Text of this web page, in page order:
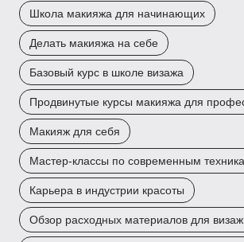
Школа макияжа для начинающих
Делать макияжа на себе
Базовый курс в школе визажа
Продвинутые курсы макияжа для
Макияж для себя
Мастер-классы по современным
Карьера в индустрии красоты
Обзор расходных материалов для